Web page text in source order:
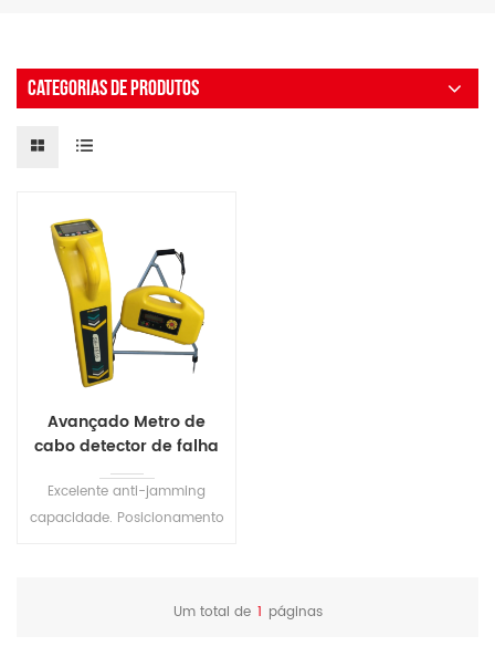
CATEGORIAS DE PRODUTOS
Avançado Metro de
cabo detector de falha
S1516
Excelente anti-jamming
capacidade. Posicionamento
Um total de 1 páginas